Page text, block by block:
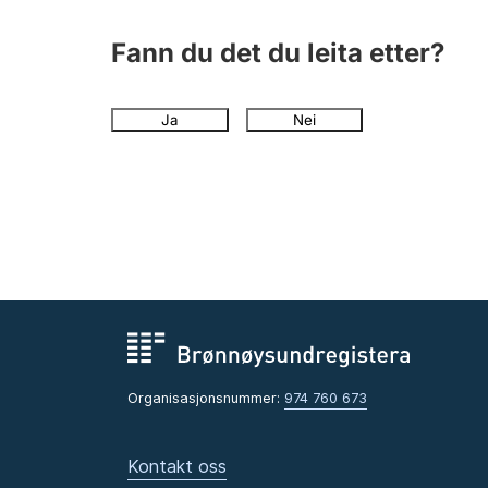
Fann du det du leita etter?
Ja Nei
Organisasjonsnummer: 974 760 673
Kontakt oss